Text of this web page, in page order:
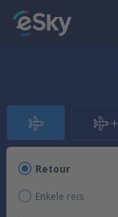
Retour
Enkele reis